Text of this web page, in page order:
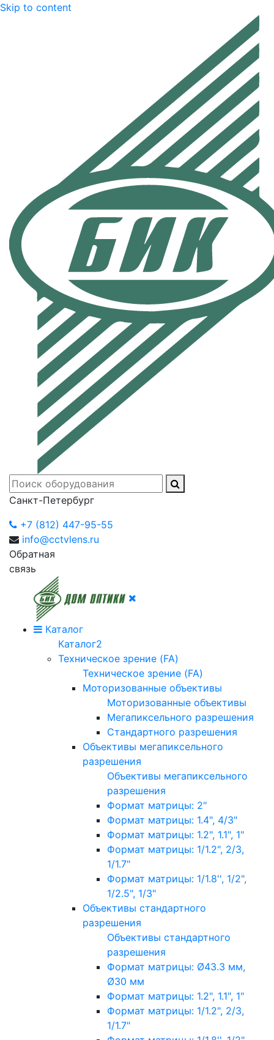
Skip to content
Санкт-Петербург
+7 (812) 447-95-55
info@cctvlens.ru
Обратная
связь
Каталог
Каталог2
Техническое зрение (FA)
Техническое зрение (FA)
Моторизованные объективы
Моторизованные объективы
Мегапиксельного разрешения
Стандартного разрешения
Объективы мегапиксельного
разрешения
Объективы мегапиксельного
разрешения
Формат матрицы: 2"
Формат матрицы: 1.4", 4/3"
Формат матрицы: 1.2", 1.1", 1"
Формат матрицы: 1/1.2", 2/3,
1/1.7"
Формат матрицы: 1/1.8'', 1/2",
1/2.5", 1/3"
Объективы стандартного
разрешения
Объективы стандартного
разрешения
Формат матрицы: Ø43.3 мм,
Ø30 мм
Формат матрицы: 1.2", 1.1", 1"
Формат матрицы: 1/1.2", 2/3,
1/1.7"